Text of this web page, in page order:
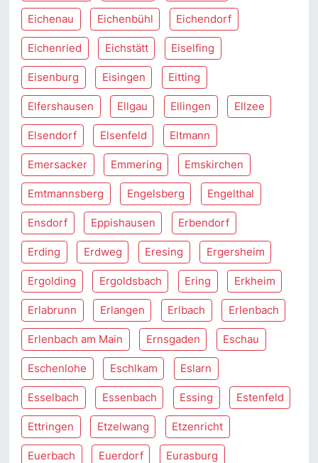
Eichenau Eichenbühl Eichendorf
Eichenried Eichstätt Eiselfing
Eisenburg Eisingen Eitting
Elfershausen Ellgau Ellingen Ellzee
Elsendorf Elsenfeld Eltmann
Emersacker Emmering Emskirchen
Emtmannsberg Engelsberg Engelthal
Ensdorf Eppishausen Erbendorf
Erding Erdweg Eresing Ergersheim
Ergolding Ergoldsbach Ering Erkheim
Erlabrunn Erlangen Erlbach Erlenbach
Erlenbach am Main Ernsgaden Eschau
Eschenlohe Eschlkam Eslarn
Esselbach Essenbach Essing Estenfeld
Ettringen Etzelwang Etzenricht
Euerbach Euerdorf Eurasburg